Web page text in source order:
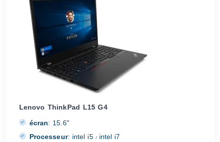
Lenovo ThinkPad L15 G4
écran: 15.6"
Processeur: intel i5 /intel i7